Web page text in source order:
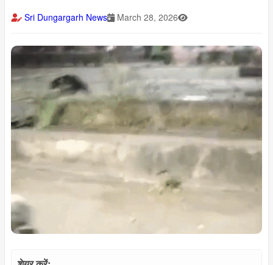
Sri Dungargarh News March 28, 2026